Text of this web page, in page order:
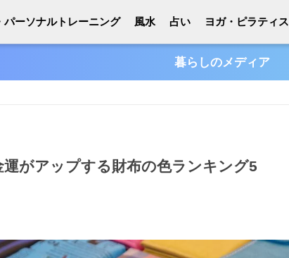
パーソナルトレーニング 風水 占い ヨガ・ピラティス
暮らしのメディア
運がアップする財布の色ランキング5